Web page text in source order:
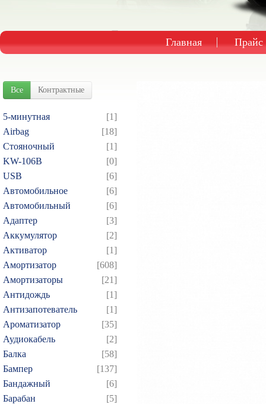
Главная Прайс
Все Контрактные
5-минутная
[1]
Airbag
[18]
Cтояночный
[1]
KW-106B
[0]
USB
[6]
Автомобильное
[6]
Автомобильный
[6]
Адаптер
[3]
Аккумулятор
[2]
Активатор
[1]
Амортизатор
[608]
Амортизаторы
[21]
Антидождь
[1]
Антизапотеватель
[1]
Ароматизатор
[35]
Аудиокабель
[2]
Балка
[58]
Бампер
[137]
Бандажный
[6]
Барабан
[5]